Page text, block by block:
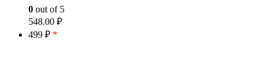
0 out of 5
548.00 ₽
499 ₽ *